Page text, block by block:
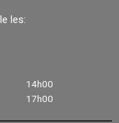
les:
14h00
17h00